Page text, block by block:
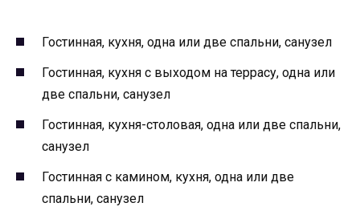
Гостинная, кухня, одна или две спальни, санузел
Гостинная, кухня с выходом на террасу, одна или
две спальни, санузел
Гостинная, кухня-столовая, одна или две спальни,
санузел
Гостинная с камином, кухня, одна или две
спальни, санузел